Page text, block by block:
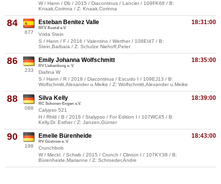
W / Hann / Db / 2015 / Diacontinus / Lancier / 109FK68 / B:
Knaak,Corinna / Z: Knaak,Corinna
84
677
18:31:00
Esteban Benitez Valle
RFV Auetal e.V.
Vrida Stein
S / Hann / F / 2016 / Valentino / Werther / 108EI47 / B:
Stein,Barbara / Z: Schulze Niehoff,Peter
86
233
18:35:00
Emily Johanna Wolfschmitt
RV Liebenburg e. V.
Diafina W
S / Hann / R / 2018 / Diacontinus / Escudo I / 109EJ13 / B:
Wolfschmitt,Alexander u.Meike / Z: Wolfschmitt,Alexander u.Meike
88
088
18:39:00
Silva Kelly
RC Schoren-Engen e.V.
Calypso 521
H / Rhld / B / 2016 / Stalypso / For Edition I / 107WC45 / B:
Kelly,Dr. Esther / Z: Janzen,Günter
90
198
18:43:00
Emelie Bürenheide
RV Güstrow e. V.
Crunchbob
W / Meckl. / Schwb / 2015 / Crunch / Clinton I / 107KY38 / B:
Bürenheide,Marianne / Z: Schroeder,Andre